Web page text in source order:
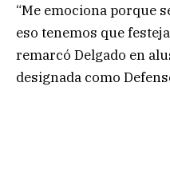
“Me emociona porque
eso tenemos que
remarcó Delgado en
designada como